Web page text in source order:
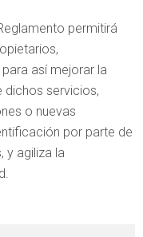
permitirá
así mejorar la
dichos servicios,
o nuevas
por parte de
y agiliza la